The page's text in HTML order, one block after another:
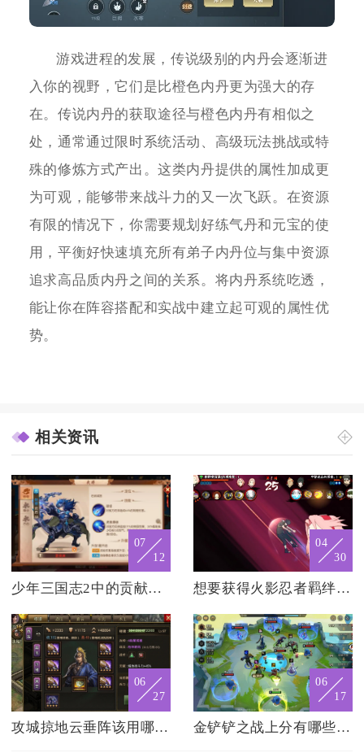
游戏进程的发展，传说级别的内丹会逐渐进
入你的视野，它们是比橙色内丹更为强大的存
在。传说内丹的获取途径与橙色内丹有相似之
处，通常通过限时系统活动、高级玩法挑战或特
殊的修炼方式产出。这类内丹提供的属性加成更
为可观，能够带来战斗力的又一次飞跃。在资源
有限的情况下，你需要规划好练气丹和元宝的使
用，平衡好快速填充所有弟子内丹位与集中资源
追求高品质内丹之间的关系。将内丹系统吃透，
能让你在阵容搭配和实战中建立起可观的属性优
势。
相关资讯
07
12
少年三国志2中的贡献如何影响合击技能
04
30
想要获得火影忍者羁绊预言之力该怎么做
06
27
攻城掠地云垂阵该用哪种兵书
06
17
金铲铲之战上分有哪些常用的装备搭配